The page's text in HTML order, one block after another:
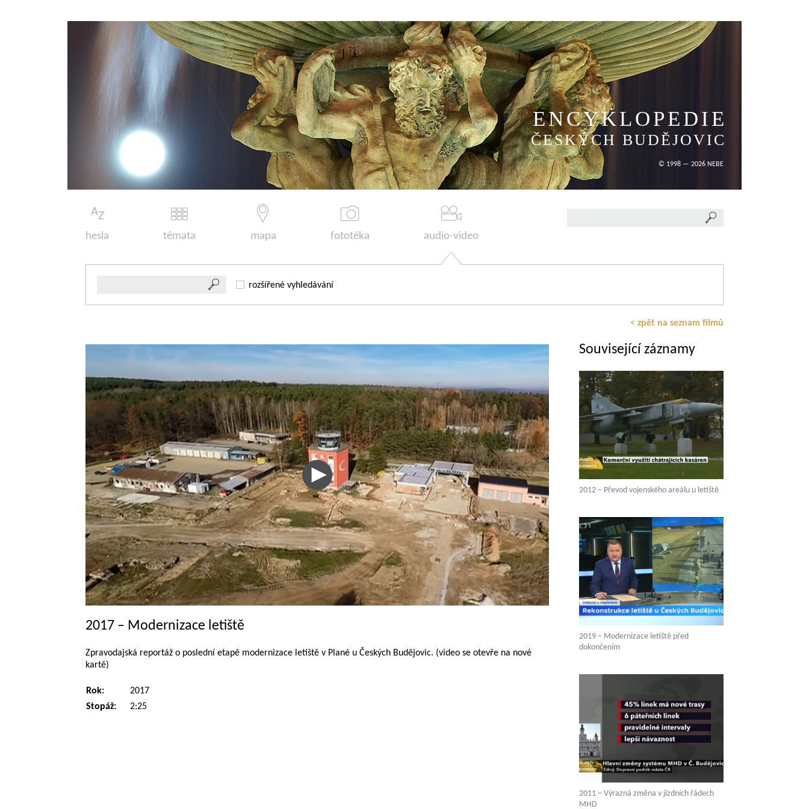
ENCYKLOPEDIE
ČESKÝCH BUDĚJOVIC
© 1998 — 2026 NEBE
hesla témata mapa fototéka audio-video
rozšířené vyhledávání
< zpět na seznam filmů
2017 – Modernizace letiště
Zpravodajská reportáž o poslední etapě modernizace letiště v Plané u Českých Budějovic. (video se otevře na nové
kartě)
Rok:
2017
Stopáž:
2:25
Související záznamy
2012 – Převod vojenského areálu u letiště
2019 – Modernizace letiště před
dokončením
2011 – Výrazná změna v jízdních řádech
MHD